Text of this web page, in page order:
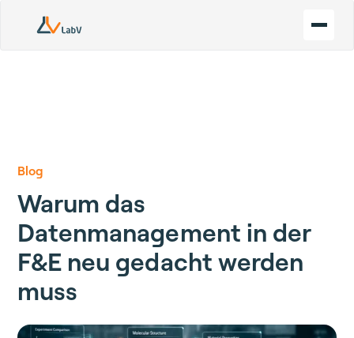
Blog
Warum das
Datenmanagement in der
F&E neu gedacht werden
muss